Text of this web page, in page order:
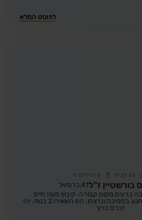
לפוסט המלא
63 צפיות 6 הדליקו נר
בורשטיין ז"ל41, כרמיאל
ברעים,מקום קבורה: קיבוץ מעוז חיים
מטיאס ורעייתו יצאו לחגוג במסיבה ונרצחו. הם השאירו 2 בנות. יהי
זכרם ברוך